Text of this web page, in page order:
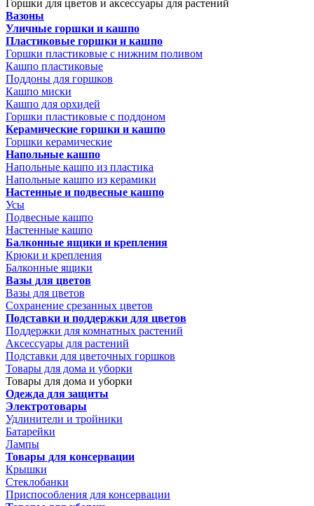
Горшки для цветов и аксессуары для растений
Вазоны
Уличные горшки и кашпо
Пластиковые горшки и кашпо
Горшки пластиковые с нижним поливом
Кашпо пластиковые
Поддоны для горшков
Кашпо миски
Кашпо для орхидей
Горшки пластиковые с поддоном
Керамические горшки и кашпо
Горшки керамические
Напольные кашпо
Напольные кашпо из пластика
Напольные кашпо из керамики
Настенные и подвесные кашпо
Усы
Подвесные кашпо
Настенные кашпо
Балконные ящики и крепления
Крюки и крепления
Балконные ящики
Вазы для цветов
Вазы для цветов
Сохранение срезанных цветов
Подставки и поддержки для цветов
Поддержки для комнатных растений
Аксессуары для растений
Подставки для цветочных горшков
Товары для дома и уборки
Товары для дома и уборки
Одежда для защиты
Электротовары
Удлинители и тройники
Батарейки
Лампы
Товары для консервации
Крышки
Стеклобанки
Приспособления для консервации